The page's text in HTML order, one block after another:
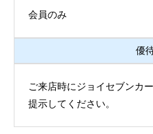
会員のみ
優
ご来店時にジョイセブンカ
提示してください。